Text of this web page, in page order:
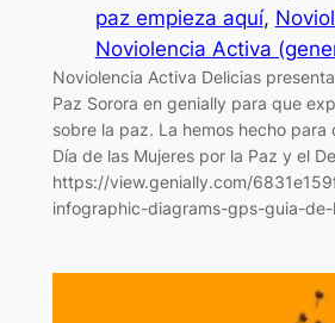
paz empieza aquí,
Noviolencia Activa
Noviolencia Activa Delicias
Paz Sorora en genially para que
sobre la paz. La hemos hecho
Día de las Mujeres por la Paz y el
https://view.genially.com/
infographic-diagrams-gps-guia-